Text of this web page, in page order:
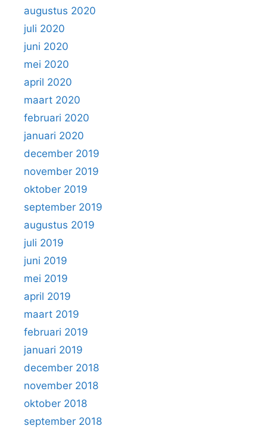
augustus 2020
juli 2020
juni 2020
mei 2020
april 2020
maart 2020
februari 2020
januari 2020
december 2019
november 2019
oktober 2019
september 2019
augustus 2019
juli 2019
juni 2019
mei 2019
april 2019
maart 2019
februari 2019
januari 2019
december 2018
november 2018
oktober 2018
september 2018